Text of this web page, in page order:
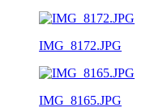
IMG_8172.JPG
IMG_8165.JPG